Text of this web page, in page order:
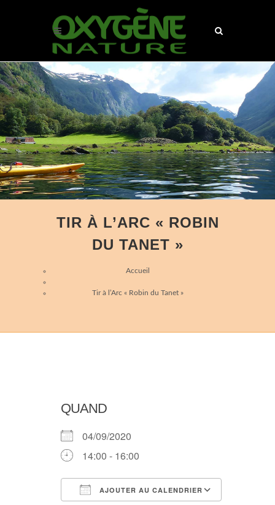
TIR À L’ARC « ROBIN
DU TANET »
Accueil
Tir à l’Arc « Robin du Tanet »
QUAND
04/09/2020
14:00 - 16:00
AJOUTER AU CALENDRIER